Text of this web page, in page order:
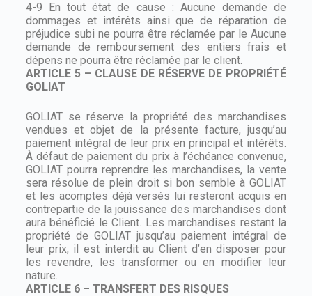
4-9 En tout état de cause : Aucune demande de
dommages et intérêts ainsi que de réparation de
préjudice subi ne pourra être réclamée par le Aucune
demande de remboursement des entiers frais et
dépens ne pourra être réclamée par le client.
ARTICLE 5 – CLAUSE DE RÉSERVE DE PROPRIÉTÉ
GOLIAT
GOLIAT se réserve la propriété des marchandises
vendues et objet de la présente facture, jusqu’au
paiement intégral de leur prix en principal et intérêts.
À défaut de paiement du prix à l’échéance convenue,
GOLIAT pourra reprendre les marchandises, la vente
sera résolue de plein droit si bon semble à GOLIAT
et les acomptes déjà versés lui resteront acquis en
contrepartie de la jouissance des marchandises dont
aura bénéficié le Client. Les marchandises restant la
propriété de GOLIAT jusqu’au paiement intégral de
leur prix, il est interdit au Client d’en disposer pour
les revendre, les transformer ou en modifier leur
nature.
ARTICLE 6 – TRANSFERT DES RISQUES